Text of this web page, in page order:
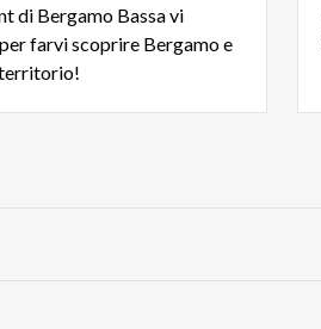
di Bergamo Bassa vi
farvi scoprire Bergamo e